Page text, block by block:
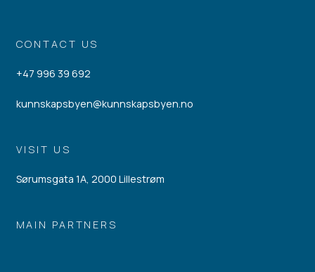
CONTACT US
+47 996 39 692
kunnskapsbyen@kunnskapsbyen.no
VISIT US
Sørumsgata 1A, 2000 Lillestrøm
MAIN PARTNERS